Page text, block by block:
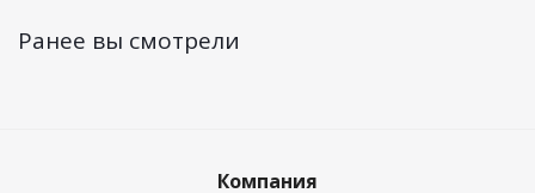
Ранее вы смотрели
Компания